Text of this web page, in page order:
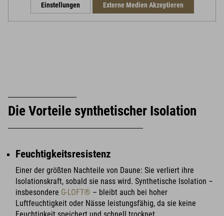
Einstellungen Externe Medien Akzeptieren
Die Vorteile synthetischer Isolation
Feuchtigkeitsresistenz
Einer der größten Nachteile von Daune: Sie verliert ihre
Isolationskraft, sobald sie nass wird. Synthetische Isolation –
insbesondere G-LOFT® – bleibt auch bei hoher
Luftfeuchtigkeit oder Nässe leistungsfähig, da sie keine